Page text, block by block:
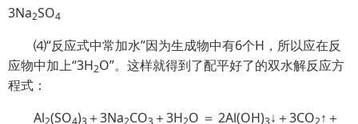
3Na2SO4
⑷“反应式中常加水”因为生成物中有6个H，所以应在反
应物中加上“3H2O”。这样就得到了配平好了的双水解反应方
程式：
Al2(SO4)3 ＋3Na2CO3 ＋3H2O ＝ 2Al(OH)3↓＋3CO2↑＋